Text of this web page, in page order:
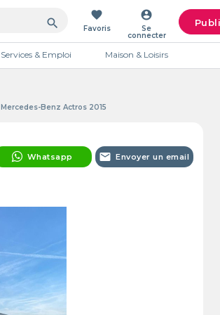
search
favorite
Favoris
account_circle
Se
connecter
Services & Emploi Maison & Loisirs
Mercedes-Benz Actros 2015
Whatsapp email Envoyer un email